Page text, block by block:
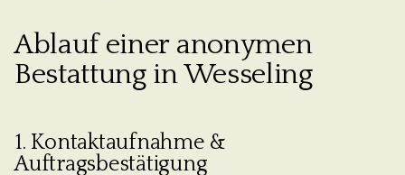
Ablauf einer anonymen
Bestattung in Wesseling
1. Kontaktaufnahme &
Auftragsbestätigung